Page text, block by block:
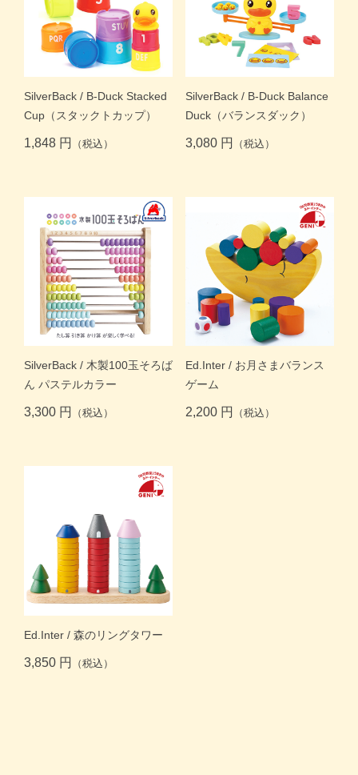
SilverBack / B-Duck Stacked
Cup（スタックトカップ）
1,848 円 （税込）
SilverBack / B-Duck Balance
Duck（バランスダック）
3,080 円 （税込）
SilverBack / 木製100玉そろば
ん パステルカラー
3,300 円 （税込）
Ed.Inter / お月さまバランス
ゲーム
2,200 円 （税込）
Ed.Inter / 森のリングタワー
3,850 円 （税込）